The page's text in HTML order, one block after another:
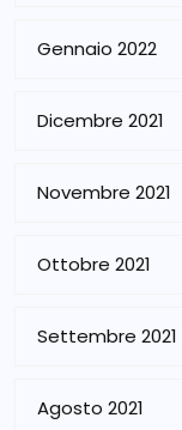
Gennaio 2022
Dicembre 2021
Novembre 2021
Ottobre 2021
Settembre 2021
Agosto 2021